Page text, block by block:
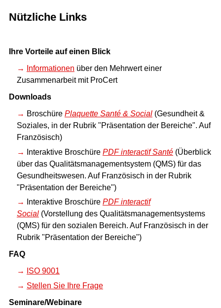
Nützliche Links
Ihre Vorteile auf einen Blick
Informationen über den Mehrwert einer
Zusammenarbeit mit ProCert
Downloads
Broschüre Plaquette Santé & Social(Gesundheit &
Soziales, in der Rubrik "Präsentation der Bereiche". Auf
Französisch)
Interaktive Broschüre PDF interactif Santé(Überblick
über das Qualitätsmanagementsystem (QMS) für das
Gesundheitswesen. Auf Französisch in der Rubrik
"Präsentation der Bereiche")
Interaktive Broschüre PDF interactif
Social(Vorstellung des Qualitätsmanagementsystems
(QMS) für den sozialen Bereich. Auf Französisch in der
Rubrik "Präsentation der Bereiche")
FAQ
ISO 9001
Stellen Sie Ihre Frage
Seminare/Webinare